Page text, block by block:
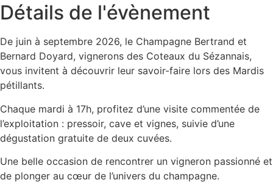
Détails de l'évènement
De juin à septembre 2026, le Champagne Bertrand et
Bernard Doyard, vignerons des Coteaux du Sézannais,
vous invitent à découvrir leur savoir-faire lors des Mardis
pétillants.
Chaque mardi à 17h, profitez d’une visite commentée de
l’exploitation : pressoir, cave et vignes, suivie d’une
dégustation gratuite de deux cuvées.
Une belle occasion de rencontrer un vigneron passionné et
de plonger au cœur de l’univers du champagne.